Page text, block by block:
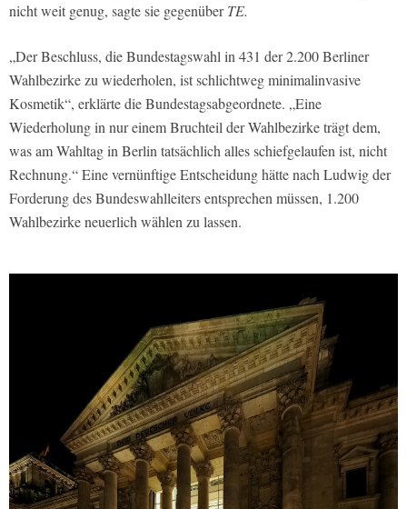
nicht weit genug, sagte sie gegenüberTE.
„Der Beschluss, die Bundestagswahl in 431 der 2.200 Berliner
Wahlbezirke zu wiederholen, ist schlichtweg minimalinvasive
Kosmetik“, erklärte die Bundestagsabgeordnete. „Eine
Wiederholung in nur einem Bruchteil der Wahlbezirke trägt dem,
was am Wahltag in Berlin tatsächlich alles schiefgelaufen ist, nicht
Rechnung.“ Eine vernünftige Entscheidung hätte nach Ludwig der
Forderung des Bundeswahlleiters entsprechen müssen, 1.200
Wahlbezirke neuerlich wählen zu lassen.